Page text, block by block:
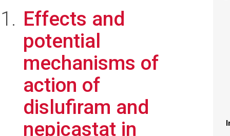
Effects and
potential
mechanisms of
action of
dislufiram and
nepicastat in